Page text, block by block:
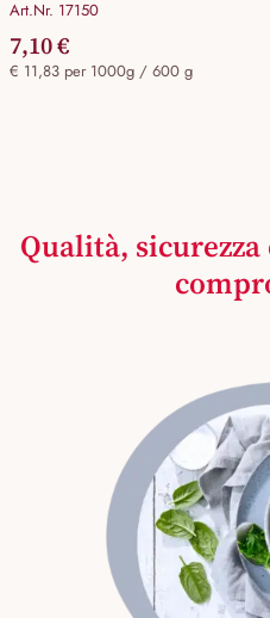
Art.Nr. 17150
7,10 €
€ 11,83 per 1000g / 600 g
Qualità, sicurezza